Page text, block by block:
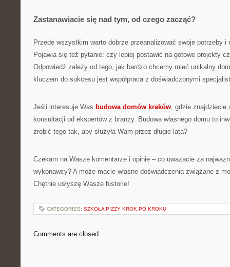
Zastanawiacie się nad tym, od czego zacząć?
Przede wszystkim warto dobrze przeanalizować swoje potrzeby i
Pojawia się też pytanie: czy lepiej postawić na gotowe projekty
Odpowiedź zależy od tego, jak bardzo chcemy mieć unikalny
kluczem do sukcesu jest współpraca z doświadczonymi
Jeśli interesuje Was budowa domów kraków, gdzie znajdziecie
konsultacji od ekspertów z branży. Budowa własnego domu to
zrobić tego tak, aby służyła Wam przez długie lata?
Czekam na Wasze komentarze i opinie – co uważacie za
wykonawcy? A może macie własne doświadczenia związane z
Chętnie usłyszę Wasze historie!
CATEGORIES: SZKOŁA PIZZY KROK PO KROKU
Comments are closed.